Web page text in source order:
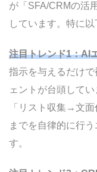
が「SFA/CRMの活
しています。特に
注目トレンド1：AI
指示を与えるだけ
ェントが台頭して
「リスト収集→文
までを自律的に行
す。